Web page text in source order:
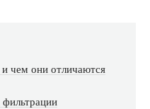
чем они отличаются
фильтрации